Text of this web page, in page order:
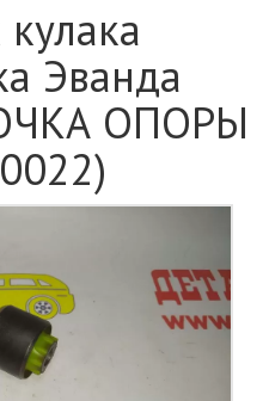
Эванда
ОПОРЫ